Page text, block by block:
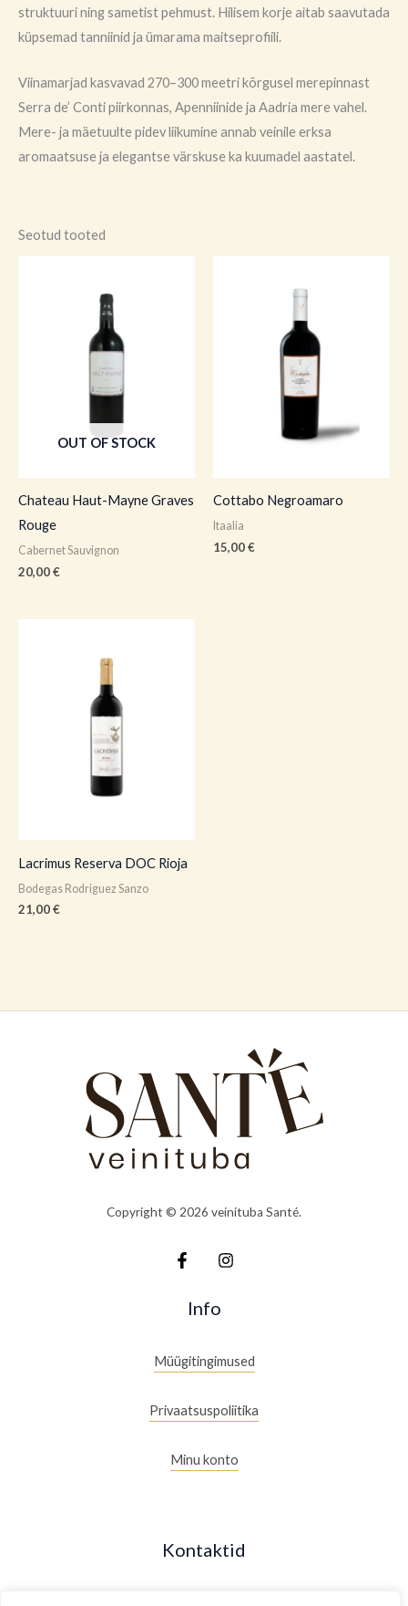
struktuuri ning sametist pehmust. Hilisem korje aitab saavutada
küpsemad tanniinid ja ümarama maitseprofiili.
Viinamarjad kasvavad 270–300 meetri kõrgusel merepinnast
Serra de’ Conti piirkonnas, Apenniinide ja Aadria mere vahel.
Mere- ja mäetuulte pidev liikumine annab veinile erksa
aromaatsuse ja elegantse värskuse ka kuumadel aastatel.
Seotud tooted
OUT OF STOCK
Chateau Haut-Mayne Graves
Rouge
Cabernet Sauvignon
20,00€
Cottabo Negroamaro
Itaalia
15,00€
Lacrimus Reserva DOC Rioja
Bodegas Rodriguez Sanzo
21,00€
Copyright © 2026 veinituba Santé.
Info
Müügitingimused
Privaatsuspoliitika
Minu konto
Kontaktid